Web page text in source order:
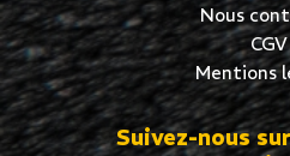
Nous
CGV
Mentions
Suivez-nous